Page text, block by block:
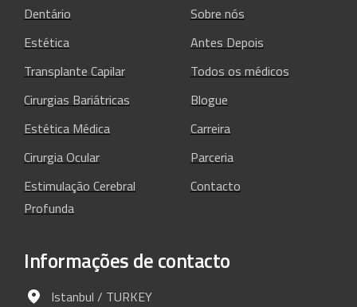
Dentário
Estética
Transplante Capilar
Cirurgias Bariátricas
Estética Médica
Cirurgia Ocular
Estimulação Cerebral
Profunda
Sobre nós
Antes Depois
Todos os médicos
Blogue
Carreira
Parceria
Contacto
Informaçõesdecontacto
Istanbul / TURKEY